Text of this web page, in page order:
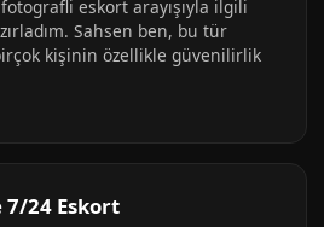
eskort arayışıyla ilgili
Sahsen ben, bu tür
kişinin özellikle güvenilirlik
7/24 Eskort